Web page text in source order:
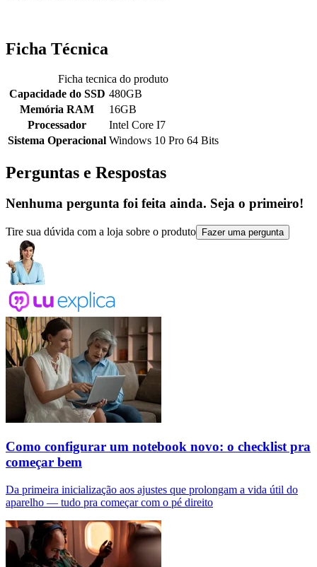
Ficha Técnica
Ficha tecnica do produto
Capacidade do SSD 480GB
Memória RAM
16GB
Processador
Intel Core I7
Sistema Operacional Windows 10 Pro 64 Bits
Perguntas e Respostas
Nenhuma pergunta foi feita ainda. Seja o primeiro!
Tire sua dúvida com a loja sobre o produto Fazer uma pergunta
Como configurar um notebook novo: o checklist pra
começar bem
Da primeira inicialização aos ajustes que prolongam a vida útil do
aparelho — tudo pra começar com o pé direito